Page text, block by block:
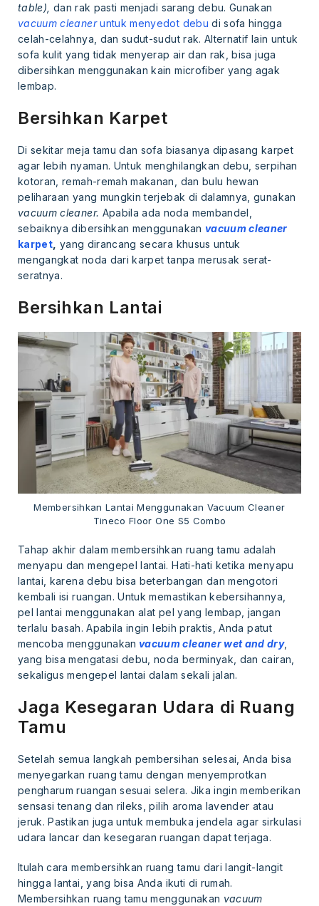
table), dan rak pasti menjadi sarang debu. Gunakan
vacuum cleaneruntuk menyedot debu di sofa hingga
celah-celahnya, dan sudut-sudut rak. Alternatif lain untuk
sofa kulit yang tidak menyerap air dan rak, bisa juga
dibersihkan menggunakan kain microfiber yang agak
lembap.
Bersihkan Karpet
Di sekitar meja tamu dan sofa biasanya dipasang karpet
agar lebih nyaman. Untuk menghilangkan debu, serpihan
kotoran, remah-remah makanan, dan bulu hewan
peliharaan yang mungkin terjebak di dalamnya, gunakan
vacuum cleaner. Apabila ada noda membandel,
sebaiknya dibersihkan menggunakan vacuum cleaner
karpet yang dirancang secara khusus untuk
mengangkat noda dari karpet tanpa merusak serat-
seratnya.
Bersihkan Lantai
Membersihkan Lantai Menggunakan Vacuum Cleaner
Tineco Floor One S5 Combo
Tahap akhir dalam membersihkan ruang tamu adalah
menyapu dan mengepel lantai. Hati-hati ketika menyapu
lantai, karena debu bisa beterbangan dan mengotori
kembali isi ruangan. Untuk memastikan kebersihannya,
pel lantai menggunakan alat pel yang lembap, jangan
terlalu basah. Apabila ingin lebih praktis, Anda patut
mencoba menggunakan vacuum cleaner wet and dry,
yang bisa mengatasi debu, noda berminyak, dan cairan,
sekaligus mengepel lantai dalam sekali jalan.
Jaga Kesegaran Udara di Ruang
Tamu
Setelah semua langkah pembersihan selesai, Anda bisa
menyegarkan ruang tamu dengan menyemprotkan
pengharum ruangan sesuai selera. Jika ingin memberikan
sensasi tenang dan rileks, pilih aroma lavender atau
jeruk. Pastikan juga untuk membuka jendela agar sirkulasi
udara lancar dan kesegaran ruangan dapat terjaga.
Itulah cara membersihkan ruang tamu dari langit-langit
hingga lantai, yang bisa Anda ikuti di rumah.
Membersihkan ruang tamu menggunakan vacuum